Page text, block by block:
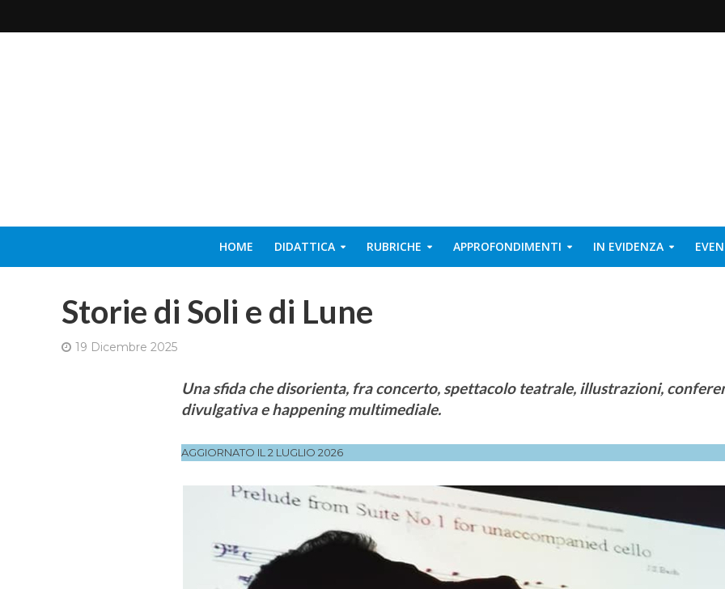
HOME DIDATTICA RUBRICHE APPROFONDIMENTI IN EVIDENZA
Storie di Soli e di Lune
19 Dicembre 2025
Una sfida che disorienta, fra concerto, spettacolo teatrale, illustrazioni,
divulgativa e happening multimediale.
AGGIORNATO IL 2 LUGLIO 2026